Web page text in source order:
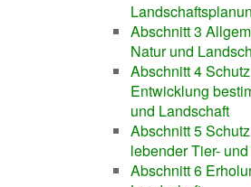
Abschnitt 3
Natur und
Abschnitt 4
Entwicklung
und Landschaft
Abschnitt 5
lebender Tier-
Abschnitt 6